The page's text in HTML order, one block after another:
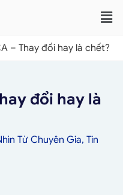
– Thay đổi hay là chết?
đổi hay là
Từ Chuyên Gia, Tin